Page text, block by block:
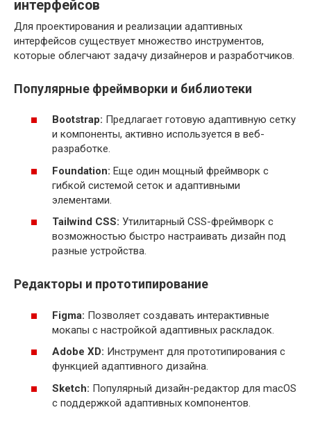
интерфейсов
Для проектирования и реализации адаптивных
интерфейсов существует множество инструментов,
которые облегчают задачу дизайнеров и разработчиков.
Популярные фреймворки и библиотеки
Bootstrap: Предлагает готовую адаптивную сетку
и компоненты, активно используется в веб-
разработке.
Foundation: Еще один мощный фреймворк с
гибкой системой сеток и адаптивными
элементами.
Tailwind CSS: Утилитарный CSS-фреймворк с
возможностью быстро настраивать дизайн под
разные устройства.
Редакторы и прототипирование
Figma: Позволяет создавать интерактивные
мокапы с настройкой адаптивных раскладок.
Adobe XD: Инструмент для прототипирования с
функцией адаптивного дизайна.
Sketch: Популярный дизайн-редактор для macOS
с поддержкой адаптивных компонентов.